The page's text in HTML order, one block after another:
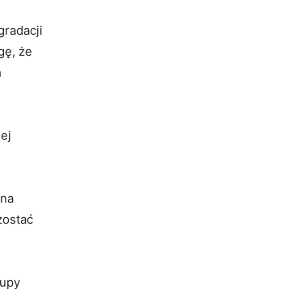
że